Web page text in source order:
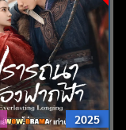
2025